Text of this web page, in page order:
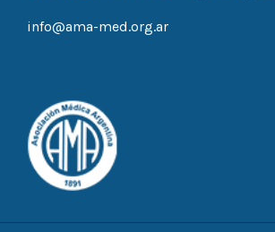
info@ama-med.org.ar